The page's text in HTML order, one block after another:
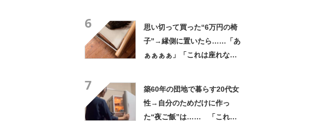
6
思い切って買った“6万円の椅
子”→縁側に置いたら……「あ
ぁぁぁぁ」「これは座れな
7
築60年の団地で暮らす20代女
性→自分のためだけに作っ
た“夜ご飯”は…… 「これぞ